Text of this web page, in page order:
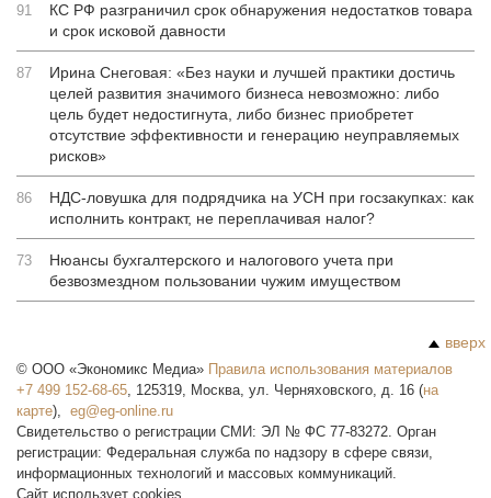
91
КС РФ разграничил срок обнаружения недостатков товара
и срок исковой давности
87
Ирина Снеговая: «Без науки и лучшей практики достичь
целей развития значимого бизнеса невозможно: либо
цель будет недостигнута, либо бизнес приобретет
отсутствие эффективности и генерацию неуправляемых
рисков»
86
НДС-ловушка для подрядчика на УСН при госзакупках: как
исполнить контракт, не переплачивая налог?
73
Нюансы бухгалтерского и налогового учета при
безвозмездном пользовании чужим имуществом
вверх
© ООО «Экономикс Медиа» Правила использования материалов
+7 499 152-68-65, 125319, Москва, ул. Черняховского, д. 16 (на
карте),
Свидетельство о регистрации СМИ: ЭЛ № ФС 77-83272. Орган
регистрации: Федеральная служба по надзору в сфере связи,
информационных технологий и массовых коммуникаций.
Сайт использует cookies.